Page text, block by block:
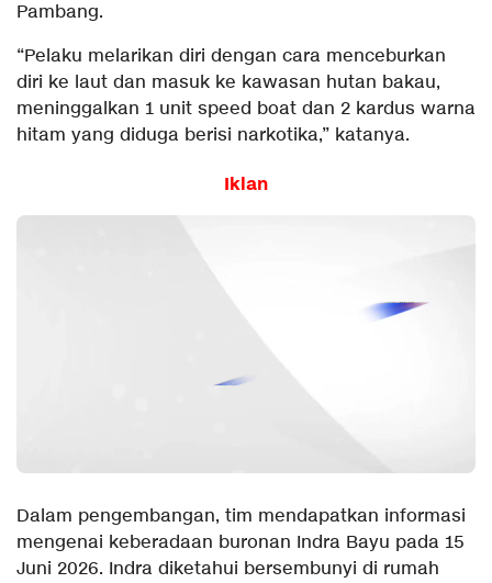
Pambang.
“Pelaku melarikan diri dengan cara menceburkan
diri ke laut dan masuk ke kawasan hutan bakau,
meninggalkan 1 unit speed boat dan 2 kardus warna
hitam yang diduga berisi narkotika,” katanya.
Iklan
Dalam pengembangan, tim mendapatkan informasi
mengenai keberadaan buronan Indra Bayu pada 15
Juni 2026. Indra diketahui bersembunyi di rumah